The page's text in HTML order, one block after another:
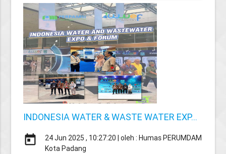
INDONESIA WATER & WASTE WATER EXP...
today
24 Jun 2025 , 10:27:20 | oleh : Humas PERUMDAM
Kota Padang